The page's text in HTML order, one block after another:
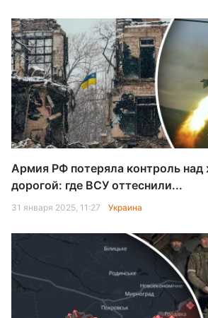
Армия РФ потеряла контроль над
дорогой: где ВСУ оттеснили...
31 января 2025, 11:27 Украина